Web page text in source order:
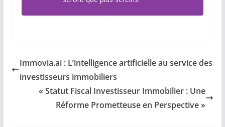
Immovia.ai : L’intelligence artificielle au service des
investisseurs immobiliers
« Statut Fiscal Investisseur Immobilier : Une
Réforme Prometteuse en Perspective »